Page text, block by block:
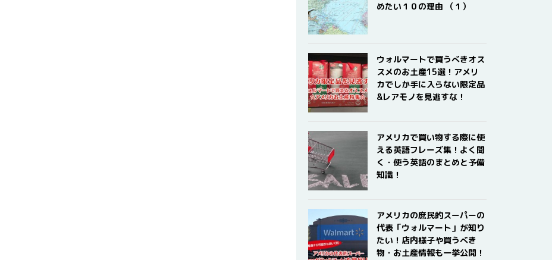
めたい１０の理由 （１）
ウォルマートで買うべきオス
スメのお土産15選！アメリ
カでしか手に入らない限定品
&レアモノを見逃すな！
アメリカで買い物する際に使
える英語フレーズ集！よく聞
く・使う英語のまとめと予備
知識！
アメリカの庶民的スーパーの
代表「ウォルマート」が知り
たい！店内様子や買うべき
物・お土産情報も一挙公開！